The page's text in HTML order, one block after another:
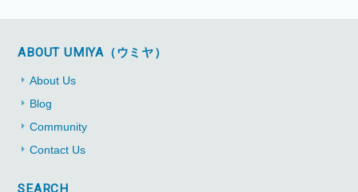
ABOUT UMIYA（ウミヤ）
About Us
Blog
Community
Contact Us